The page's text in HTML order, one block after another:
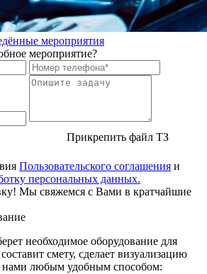
мероприятия
мероприятие?
Прикрепить файл ТЗ
Пользовательского соглашения и
персональных данных.
Мы свяжемся с Вами в кратчайшие
необходимое оборудование для
смету, сделает визуализацию
нами любым удобным способом: